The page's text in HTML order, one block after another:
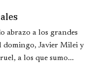
abrazo a los grandes
domingo, Javier Milei y
a los que sumo...